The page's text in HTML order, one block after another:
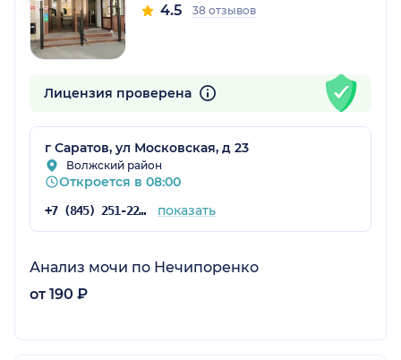
4.5 38 отзывов
Лицензия проверена
г Саратов, ул Московская, д 23
Волжский район
Откроется в 08:00
+7 (845) 251-22-51 показать
Анализ мочи по Нечипоренко
от 190 ₽